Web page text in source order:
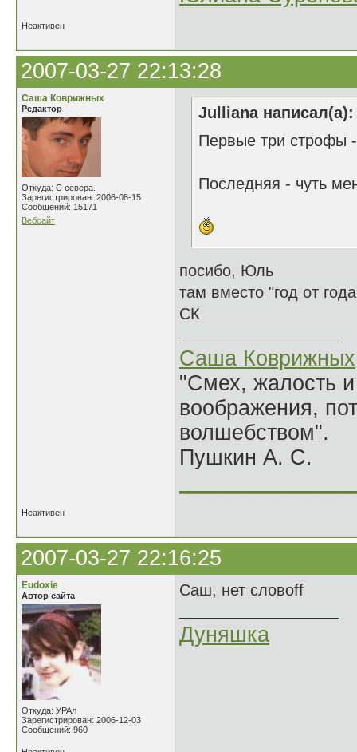
Неактивен
2007-03-27 22:13:28
Саша Коврижных
Редактор
Откуда: С севера.
Зарегистрирован: 2006-08-15
Сообщений: 15171
Вебсайт
Julliana написал(а):
Первые три строфы
Последняя - чуть
посибо, Юль
там вместо "год от
СК
Саша Коврижных
"Смех, жалость
воображения,
волшебством".
Пушкин А. С.
Неактивен
2007-03-27 22:16:25
Eudoxie
Автор сайта
Откуда: УРАл
Зарегистрирован: 2006-12-03
Сообщений: 960
Саш, нет словoff
Дуняшка